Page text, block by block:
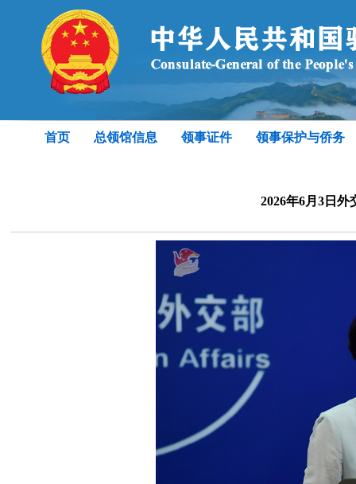
首页 总领馆信息 领事证件 领事保护与侨务
2026年6月3日